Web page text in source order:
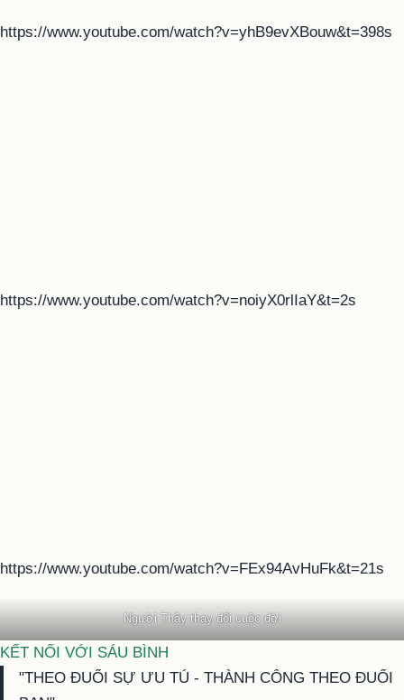
https://www.youtube.com/watch?v=yhB9evXBouw&t=398s
https://www.youtube.com/watch?v=noiyX0rlIaY&t=2s
https://www.youtube.com/watch?v=FEx94AvHuFk&t=21s
Người Thầy thay đổi cuộc đời
KẾT NỐI VỚI SÁU BÌNH
"THEO ĐUỔI SỰ ƯU TÚ - THÀNH CÔNG THEO ĐUỔI